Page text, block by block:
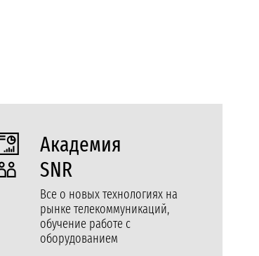
Академия
SNR
Все о новых технологиях на
рынке телекоммуникаций,
обучение работе с
оборудованием